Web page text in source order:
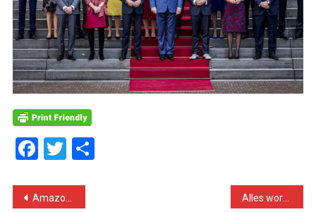
Facebook
Twitter
Delen
Bericht
Amazon dwong arbeiders om in pakhuis te blijven tijdens tornado